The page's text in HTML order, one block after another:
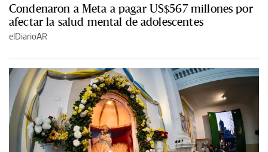
Condenaron a Meta a pagar US$567 millones por
afectar la salud mental de adolescentes
elDiarioAR